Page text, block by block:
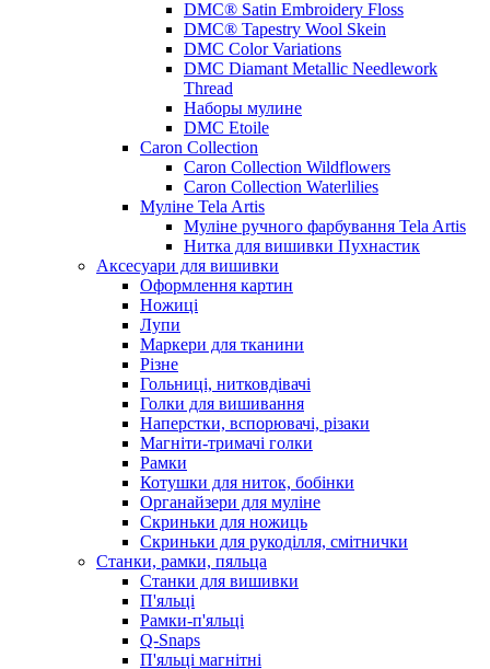
DMC® Satin Embroidery Floss
DMC® Tapestry Wool Skein
DMC Color Variations
DMC Diamant Metallic Needlework
Thread
Наборы мулине
DMC Etoile
Caron Collection
Caron Collection Wildflowers
Caron Collection Waterlilies
Муліне Tela Artis
Муліне ручного фарбування Tela Artis
Нитка для вишивки Пухнастик
Аксесуари для вишивки
Оформлення картин
Ножиці
Лупи
Маркери для тканини
Різне
Гольниці, нитковдівачі
Голки для вишивання
Наперстки, вспорювачі, різаки
Магніти-тримачі голки
Рамки
Котушки для ниток, бобінки
Органайзери для муліне
Скриньки для ножиць
Скриньки для рукоділля, смітнички
Станки, рамки, пяльца
Станки для вишивки
П'яльці
Рамки-п'яльці
Q-Snaps
П'яльці магнітні